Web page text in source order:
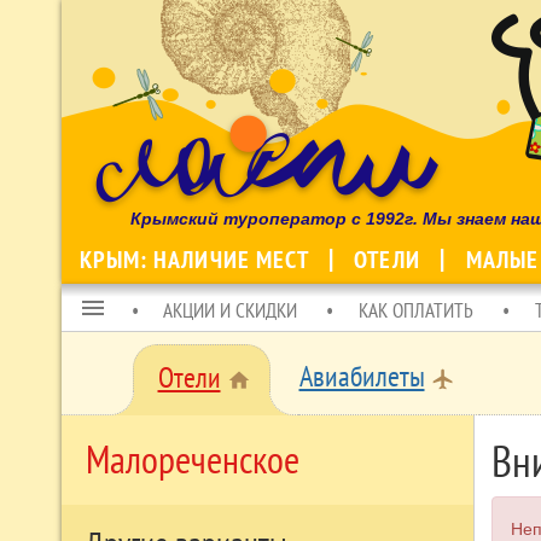
Крымский туроператор с 1992г. Мы знаем
КРЫМ: НАЛИЧИЕ МЕСТ ОТЕЛИ МАЛЫЕ
menu АКЦИИ И СКИДКИ КАК ОПЛАТИТЬ
Отели home Авиабилеты local_airport
Малореченское